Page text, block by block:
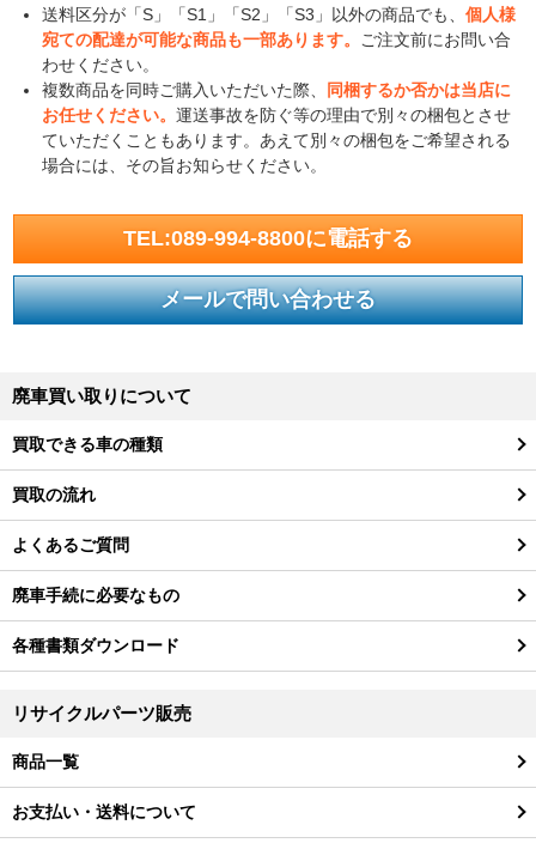
送料区分が「S」「S1」「S2」「S3」以外の商品でも、 個人様
宛ての配達が可能な商品も一部あります。
ご注文前にお問い合
わせください。
複数商品を同時ご購入いただいた際、
同梱するか否かは当店に
お任せください。 運送事故を防ぐ等の理由で別々の梱包とさせ
ていただくこともあります。あえて別々の梱包をご希望される
場合には、その旨お知らせください。
TEL:089-994-8800に電話する
メールで問い合わせる
廃車買い取りについて
買取できる車の種類
買取の流れ
よくあるご質問
廃車手続に必要なもの
各種書類ダウンロード
リサイクルパーツ販売
商品一覧
お支払い・送料について